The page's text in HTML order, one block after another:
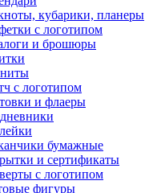
кубарики, планеры
с логотипом
и брошюры
с логотипом
и флаеры
бумажные
и сертификаты
с логотипом
фигуры